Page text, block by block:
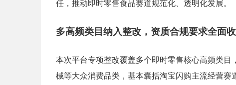
任，推动即时零售食品赛道规范化、透明化发展。
多高频类目纳入整改，资质合规要求全面
本次平台专项整改覆盖多个即时零售核心高频类
械等大众消费品类，基本囊括淘宝闪购主流经营